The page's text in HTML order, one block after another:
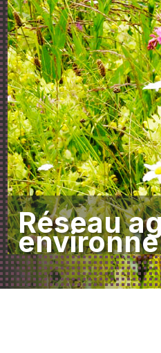
Réseau